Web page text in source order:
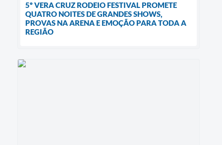
5º VERA CRUZ RODEIO FESTIVAL PROMETE
QUATRO NOITES DE GRANDES SHOWS,
PROVAS NA ARENA E EMOÇÃO PARA TODA A
REGIÃO